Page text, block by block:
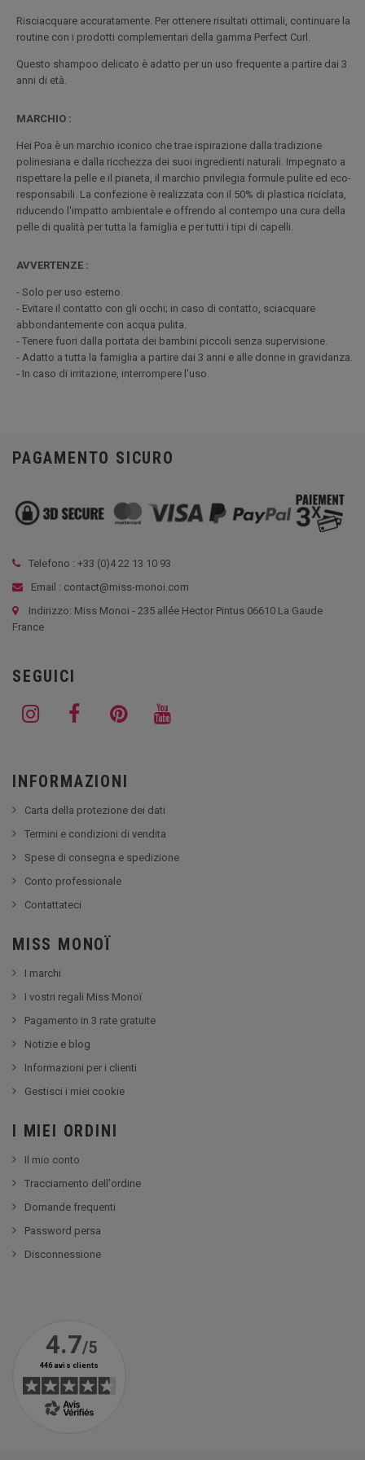
Risciacquare accuratamente. Per ottenere risultati ottimali, continuare la
routine con i prodotti complementari della gamma Perfect Curl.
Questo shampoo delicato è adatto per un uso frequente a partire dai 3
anni di età.
MARCHIO :
Hei Poa è un marchio iconico che trae ispirazione dalla tradizione
polinesiana e dalla ricchezza dei suoi ingredienti naturali. Impegnato a
rispettare la pelle e il pianeta, il marchio privilegia formule pulite ed eco-
responsabili. La confezione è realizzata con il 50% di plastica riciclata,
riducendo l'impatto ambientale e offrendo al contempo una cura della
pelle di qualità per tutta la famiglia e per tutti i tipi di capelli.
AVVERTENZE :
- Solo per uso esterno.
- Evitare il contatto con gli occhi; in caso di contatto, sciacquare
abbondantemente con acqua pulita.
- Tenere fuori dalla portata dei bambini piccoli senza supervisione.
- Adatto a tutta la famiglia a partire dai 3 anni e alle donne in gravidanza.
- In caso di irritazione, interrompere l'uso.
PAGAMENTO SICURO
Telefono : +33 (0)4 22 13 10 93
Email : contact@miss-monoi.com
Indirizzo: Miss Monoi - 235 allée Hector Pintus 06610 La Gaude
France
SEGUICI
INFORMAZIONI
Carta della protezione dei dati
Termini e condizioni di vendita
Spese di consegna e spedizione
Conto professionale
Contattateci
MISS MONOÏ
I marchi
I vostri regali Miss Monoï
Pagamento in 3 rate gratuite
Notizie e blog
Informazioni per i clienti
Gestisci i miei cookie
I MIEI ORDINI
Il mio conto
Tracciamento dell'ordine
Domande frequenti
Password persa
Disconnessione